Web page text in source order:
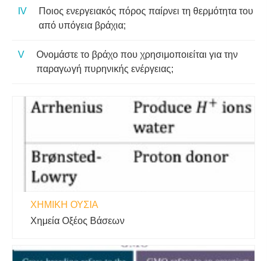
Ποιος ενεργειακός πόρος παίρνει τη θερμότητα του
από υπόγεια βράχια;
Ονομάστε το βράχο που χρησιμοποιείται για την
παραγωγή πυρηνικής ενέργειας;
ΧΗΜΙΚΉ ΟΥΣΊΑ
Χημεία Οξέος Βάσεων